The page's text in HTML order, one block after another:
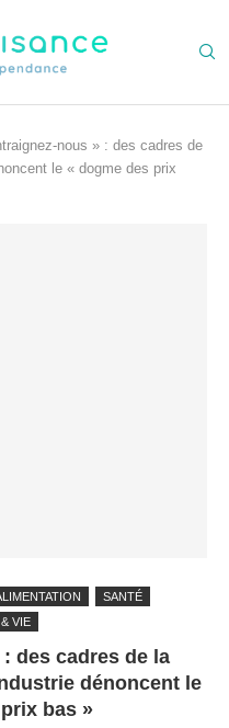
nous » : des cadres de
le « dogme des prix
SANTÉ
VIE
des cadres de la
dénoncent le
bas »